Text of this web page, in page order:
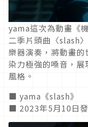
yama這次為動畫《
二季片頭曲〈slash
樂器演奏，將動畫
染力極強的嗓音，
風格。
■ yama《slash》
■ 2023年5月10日